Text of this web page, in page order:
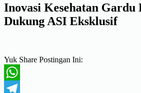
Inovasi Kesehatan
Dukung ASI Eksklusif
Yuk Share Postingan Ini:
WhatsApp